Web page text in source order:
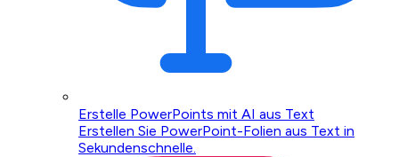
Erstelle PowerPoints mit AI aus Text
Erstellen Sie PowerPoint-Folien aus Text in
Sekundenschnelle.